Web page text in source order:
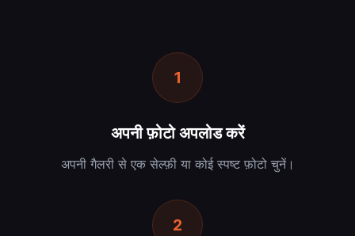
1
अपनी फ़ोटो अपलोड करें
अपनी गैलरी से एक सेल्फ़ी या कोई स्पष्ट फ़ोटो चुनें।
2